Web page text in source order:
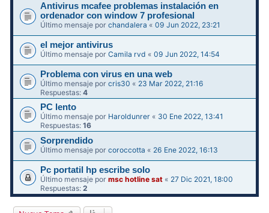
Antivirus mcafee problemas instalación en
ordenador con window 7 profesional
Último mensaje porchandalera «09 Jun 2022, 23:21
el mejor antivirus
Último mensaje porCamila rvd «09 Jun 2022, 14:54
Problema con virus en una web
Último mensaje porcris30 « 23 Mar 2022, 21:16
Respuestas:4
PC lento
Último mensaje por Haroldunrer « 30 Ene 2022, 13:41
Respuestas:16
Sorprendido
Último mensaje porcoroccotta « 26 Ene 2022, 16:13
Pc portatil hp escribe solo
Último mensaje pormsc hotline sat « 27 Dic 2021, 18:00
Respuestas:2